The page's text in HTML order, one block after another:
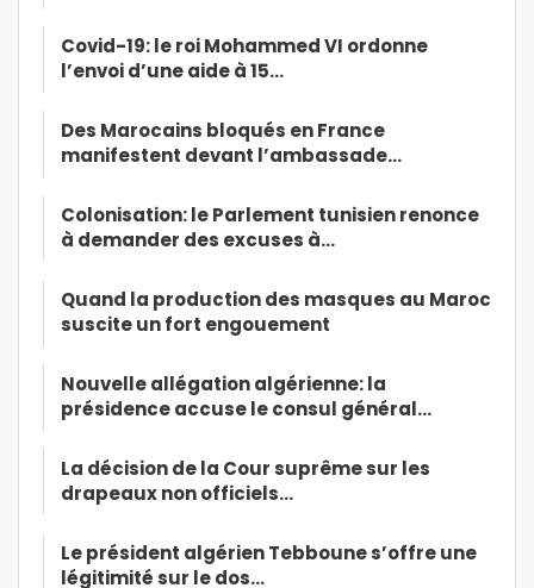
Covid-19: le roi Mohammed VI ordonne
l’envoi d’une aide à 15…
Des Marocains bloqués en France
manifestent devant l’ambassade…
Colonisation: le Parlement tunisien renonce
à demander des excuses à…
Quand la production des masques au Maroc
suscite un fort engouement
Nouvelle allégation algérienne: la
présidence accuse le consul général…
La décision de la Cour suprême sur les
drapeaux non officiels…
Le président algérien Tebboune s’offre une
légitimité sur le dos…